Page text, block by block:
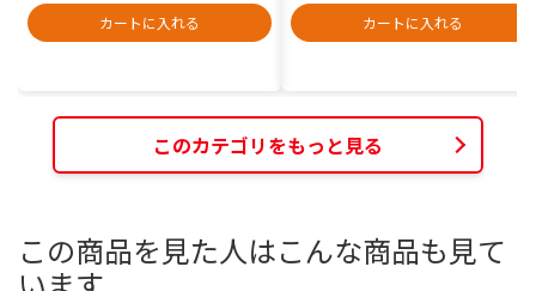
カートに入れる
カートに入れる
このカテゴリをもっと見る
この商品を見た人はこんな商品も見て